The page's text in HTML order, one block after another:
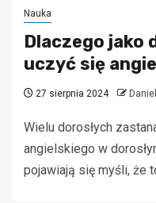
Nauka
Dlaczego jako
uczyć się
27 sierpnia 2024
Wielu dorosłych
angielskiego w
pojawiają się myśli, że